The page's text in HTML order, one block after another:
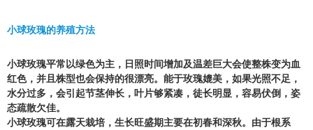
小球玫瑰的养殖方法
小球玫瑰平常以绿色为主，日照时间增加及温差巨大会使整株变为血
红色，并且株型也会保持的很漂亮。能于玫瑰媲美，如果光照不足，
水分过多，会引起节茎伸长，叶片够紧凑，徒长明显，容易伏倒，姿
态疏散欠佳。
小球玫瑰可在露天栽培，生长旺盛期主要在初春和深秋。由于根系